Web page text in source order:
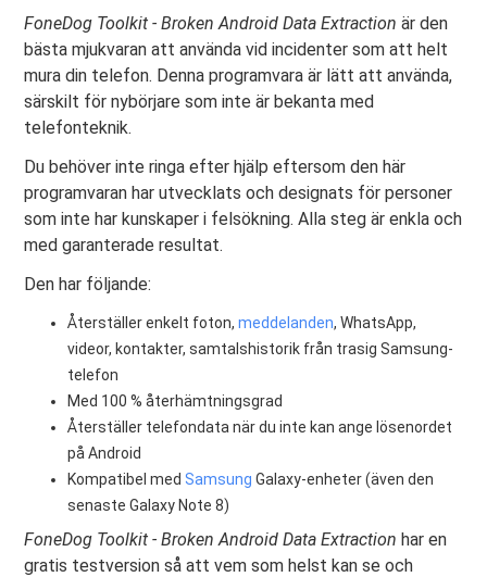
FoneDog Toolkit - Broken Android Data Extraction är den
bästa mjukvaran att använda vid incidenter som att helt
mura din telefon. Denna programvara är lätt att använda,
särskilt för nybörjare som inte är bekanta med
telefonteknik.
Du behöver inte ringa efter hjälp eftersom den här
programvaran har utvecklats och designats för personer
som inte har kunskaper i felsökning. Alla steg är enkla och
med garanterade resultat.
Den har följande:
Återställer enkelt foton,meddelanden, WhatsApp,
videor, kontakter, samtalshistorik från trasig Samsung-
telefon
Med 100 % återhämtningsgrad
Återställer telefondata när du inte kan ange lösenordet
på Android
Kompatibel medSamsung Galaxy-enheter (även den
senaste Galaxy Note 8)
FoneDog Toolkit - Broken Android Data Extractionhar en
gratis testversion så att vem som helst kan se och